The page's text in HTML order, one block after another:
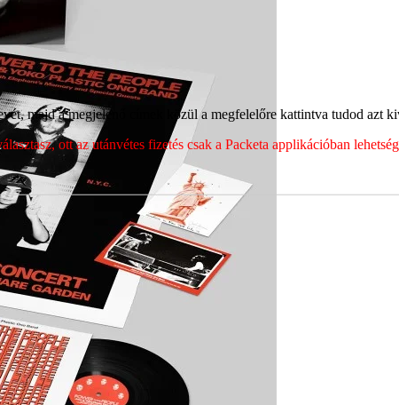
majd a megjelenő címek közül a megfelelőre kattintva tudod azt
ott az utánvétes fizetés csak a Packeta applikációban